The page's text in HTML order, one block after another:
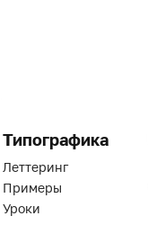
Типографика
Леттеринг
Примеры
Уроки